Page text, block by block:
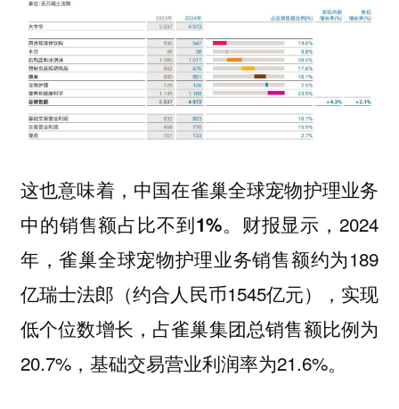
这也意味着， 中国在雀巢全球宠物护理业务
中的销售额占比不到1%。 财报显示，2024
年，雀巢全球宠物护理业务销售额约为189
亿瑞士法郎（约合人民币1545亿元），实现
低个位数增长，占雀巢集团总销售额比例为
20.7%，基础交易营业利润率为21.6%。